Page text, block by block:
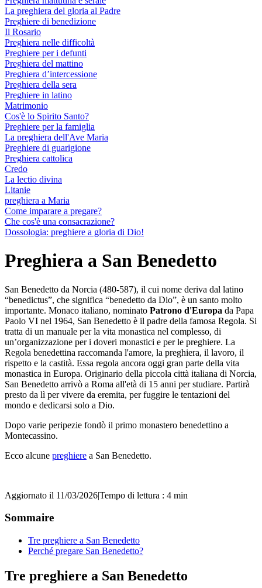
La preghiera del gloria al Padre
Preghiere di benedizione
Il Rosario
Preghiera nelle difficoltà
Preghiere per i defunti
Preghiera del mattino
Preghiera d’intercessione
Preghiera della sera
Preghiere in latino
Matrimonio
Cos'è lo Spirito Santo?
Preghiere per la famiglia
La preghiera dell'Ave Maria
Preghiere di guarigione
Preghiera cattolica
Credo
La lectio divina
Litanie
preghiera a Maria
Come imparare a pregare?
Che cos'è una consacrazione?
Dossologia: preghiere a gloria di Dio!
Preghiera a San Benedetto
San Benedetto da Norcia (480-587), il cui nome deriva dal latino
“benedictus”, che significa “benedetto da Dio”, è un santo molto
importante. Monaco italiano, nominato Patrono d'Europa da Papa
Paolo VI nel 1964, San Benedetto è il padre della famosa Regola. Si
tratta di un manuale per la vita monastica nel complesso, di
un’organizzazione per i doveri monastici e per le preghiere. La
Regola benedettina raccomanda l'amore, la preghiera, il lavoro, il
rispetto e la castità. Essa regola ancora oggi gran parte della vita
monastica in Europa. Originario della piccola città italiana di Norcia,
San Benedetto arrivò a Roma all'età di 15 anni per studiare. Partirà
presto da lì per vivere da eremita, per fuggire le tentazioni del
mondo e dedicarsi solo a Dio.
Dopo varie peripezie fondò il primo monastero benedettino a
Montecassino.
Ecco alcune preghiere a San Benedetto.
Aggiornato il 11/03/2026|Tempo di lettura : 4 min
Sommaire
Tre preghiere a San Benedetto
Perché pregare San Benedetto?
Tre preghiere a San Benedetto